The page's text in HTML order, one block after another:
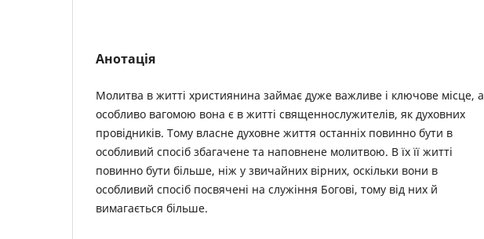
Анотація
Молитва в житті християнина займає дуже важливе і ключове місце, а
особливо вагомою вона є в житті священнослужителів, як духовних
провідників. Тому власне духовне життя останніх повинно бути в
особливий спосіб збагачене та наповнене молитвою. В їх її житті
повинно бути більше, ніж у звичайних вірних, оскільки вони в
особливий спосіб посвячені на служіння Богові, тому від них й
вимагається більше.